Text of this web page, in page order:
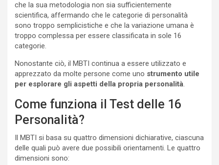
che la sua metodologia non sia sufficientemente
scientifica, affermando che le categorie di personalità
sono troppo semplicistiche e che la variazione umana è
troppo complessa per essere classificata in sole 16
categorie.
Nonostante ciò, il MBTI continua a essere utilizzato e
apprezzato da molte persone come uno strumento utile
per esplorare gli aspetti della propria personalità.
Come funziona il Test delle 16
Personalità?
Il MBTI si basa su quattro dimensioni dichiarative, ciascuna
delle quali può avere due possibili orientamenti. Le quattro
dimensioni sono: